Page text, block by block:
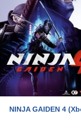
NINJA GAIDEN 4